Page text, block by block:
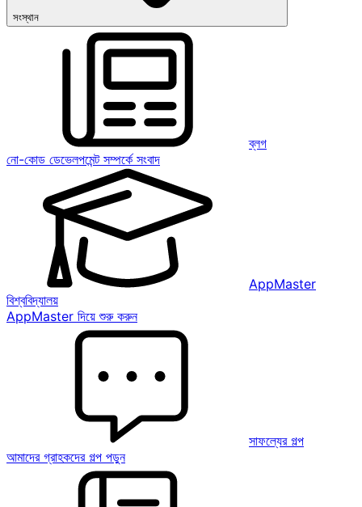
সংস্থান
ব্লগ
নো-কোড ডেভেলপমেন্ট সম্পর্কে সংবাদ
AppMaster
বিশ্ববিদ্যালয়
AppMaster দিয়ে শুরু করুন
সাফল্যের গল্প
আমাদের গ্রাহকদের গল্প পড়ুন